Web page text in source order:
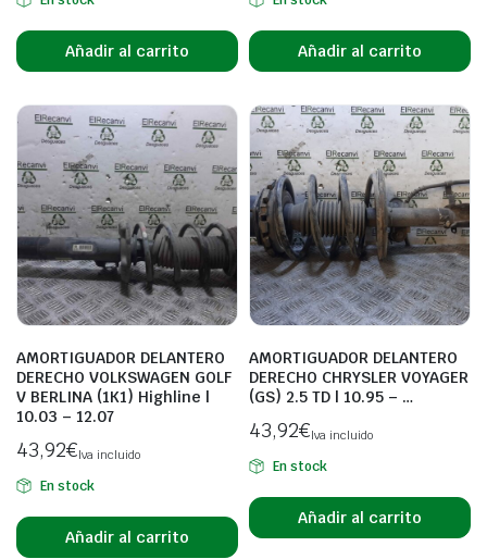
Añadir al carrito Añadir al carrito
AMORTIGUADOR DELANTERO
DERECHO VOLKSWAGEN GOLF
V BERLINA (1K1) Highline |
10.03 – 12.07
43,92€Iva incluido
En stock
Añadir al carrito
AMORTIGUADOR DELANTERO
DERECHO CHRYSLER VOYAGER
(GS) 2.5 TD | 10.95 – …
43,92€Iva incluido
En stock
Añadir al carrito